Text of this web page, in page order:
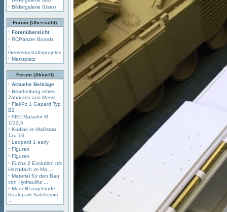
· Bildergalerie (User)
Forum (Übersicht)
· Forenübersicht
· RCPanzer Boards
·
Gemeinschaftsprojekte
· Marktplatz
Forum (Aktuell)
· Aktuelle Beiträge
· Bearbeitung eines
Zahnrads aus Messi ...
· FlakPz 1 Gepard Typ
B2
· AEC Matador M
1/12,5
· Kodiak im Maßstab
1zu 16
· Leopard 1 early
· Figuren
· Figuren
· Fuchs 2 Evolution mit
Hochdach im Ma ...
· Material für den Bau
von Hydraulikz ...
· Modellbaugelände
Saalepark Salzhemm